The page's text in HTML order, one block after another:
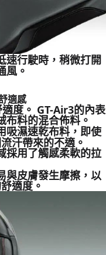
速行駛時，稍微打開
風。
適感
度。 GT-Air3的內表
布料的混合佈料。
吸濕速乾布料，即使
汗帶來的不適。
採用了觸感柔軟的拉
與皮膚發生摩擦，以
適度。